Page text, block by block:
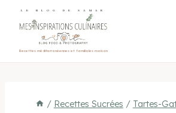
LE BLOG DE SAMAR
Recettes méditerranéennes et familiales maison
/ Recettes Sucrées / Tartes-